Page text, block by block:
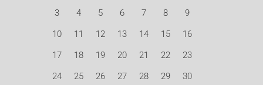
3
4 5 6 7 8
9
10
11 12 13 14 15
16
17
18 19 20 21 22
23
24
25 26 27 28 29
30